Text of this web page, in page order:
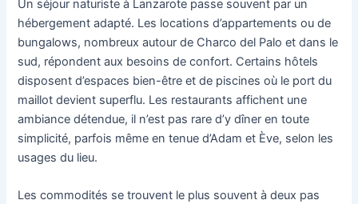
Un séjour naturiste à Lanzarote passe souvent par un
hébergement adapté. Les locations d’appartements ou de
bungalows, nombreux autour de Charco del Palo et dans le
sud, répondent aux besoins de confort. Certains hôtels
disposent d’espaces bien-être et de piscines où le port du
maillot devient superflu. Les restaurants affichent une
ambiance détendue, il n’est pas rare d’y dîner en toute
simplicité, parfois même en tenue d’Adam et Ève, selon les
usages du lieu.
Les commodités se trouvent le plus souvent à deux pas